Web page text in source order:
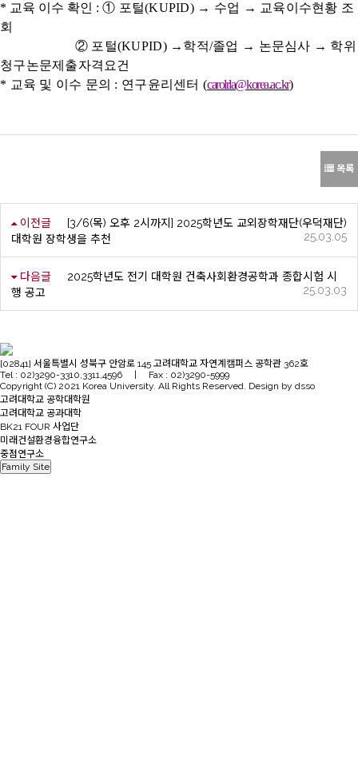
* 교육 이수 확인 : ① 포털(KUPID) → 수업 → 교육이수현황 조
회
② 포털(KUPID) → 학적/졸업 → 논문심사 → 학위
청구논문제출자격요건
* 교육 및 이수 문의 : 연구윤리센터 (carolrla@korea.ac.kr)
목록
이전글
[3/6(목) 오후 2시까지] 2025학년도 교외장학재단(우덕재단)
대학원 장학생을 추천
25.03.05
다음글
2025학년도 전기 대학원 건축사회환경공학과 종합시험 시
행 공고
25.03.03
[02841] 서울특별시 성북구 안암로 145 고려대학교 자연계캠퍼스 공학관 362호
Tel : 02)3290-3310,3311,4596 | Fax : 02)3290-5999
Copyright (C) 2021 Korea University. All Rights Reserved. Design by dsso
고려대학교 공학대학원
고려대학교 공과대학
BK21 FOUR 사업단
미래건설환경융합연구소
중점연구소
Family Site